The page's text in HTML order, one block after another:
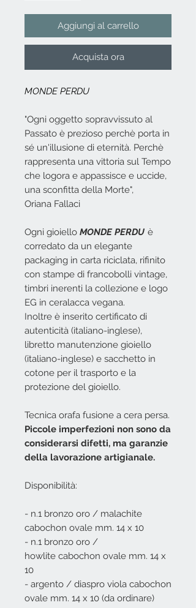
Aggiungi al carrello
Acquista ora
MONDE PERDU
"Ogni oggetto sopravvissuto al
Passato è prezioso perchè porta in
sé un'illusione di eternità. Perchè
rappresenta una vittoria sul Tempo
che logora e appassisce e uccide,
una sconfitta della Morte",
Oriana Fallaci
Ogni gioiello MONDE PERDU è
corredato da un elegante
packaging in carta riciclata, rifinito
con stampe di francobolli vintage,
timbri inerenti la collezione e logo
EG in ceralacca vegana.
Inoltre è inserito certificato di
autenticità (italiano-inglese),
libretto manutenzione gioiello
(italiano-inglese) e sacchetto in
cotone per il trasporto e la
protezione del gioiello.
Tecnica orafa fusione a cera persa.
Piccole imperfezioni non sono da
considerarsi difetti, ma garanzie
della lavorazione artigianale.
Disponibilità:
- n.1 bronzo oro / malachite
cabochon ovale mm. 14 x 10
- n.1 bronzo oro /
howlite cabochon ovale mm. 14 x
10
- argento / diaspro viola cabochon
ovale mm. 14 x 10 (da ordinare)